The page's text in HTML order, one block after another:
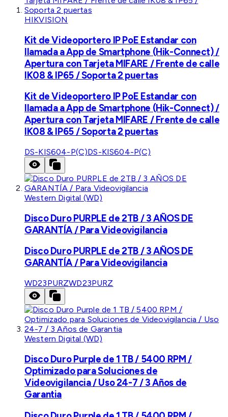
HIKVISION
Kit de Videoportero IP PoE Estandar con
llamada a App de Smartphone (Hik-Connect) /
Apertura con Tarjeta MIFARE / Frente de calle
IK08 & IP65 / Soporta 2 puertas
Kit de Videoportero IP PoE Estandar con
llamada a App de Smartphone (Hik-Connect) /
Apertura con Tarjeta MIFARE / Frente de calle
IK08 & IP65 / Soporta 2 puertas
DS-KIS604-P(C)DS-KIS604-P(C)
Western Digital (WD)
Disco Duro PURPLE de 2TB / 3 AÑOS DE
GARANTÍA / Para Videovigilancia
Disco Duro PURPLE de 2TB / 3 AÑOS DE
GARANTÍA / Para Videovigilancia
WD23PURZWD23PURZ
Western Digital (WD)
Disco Duro Purple de 1 TB / 5400 RPM /
Optimizado para Soluciones de
Videovigilancia / Uso 24-7 / 3 Años de
Garantia